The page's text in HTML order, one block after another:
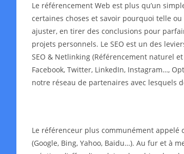
Le référencement Web est plus qu’un
certaines choses et savoir pourquoi telle
ajuster, en tirer des conclusions pour
projets personnels. Le SEO est un des
SEO & Netlinking (Référencement naturel
Facebook, Twitter, LinkedIn, Instagram…,
notre réseau de partenaires avec lesquels
Le référenceur plus communément
(Google, Bing, Yahoo, Baidu…). Au fur et à